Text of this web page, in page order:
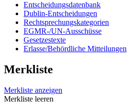
Entscheidungsdatenbank
Dublin-Entscheidungen
Rechtsprechungskategorien
EGMR-/UN-Ausschüsse
Gesetzestexte
Erlasse/Behördliche Mitteilungen
Merkliste
Merkliste anzeigen
Merkliste leeren